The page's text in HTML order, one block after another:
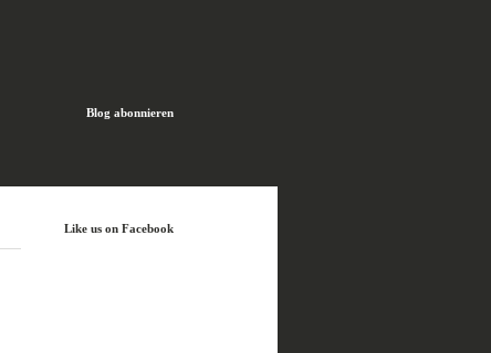
Blog abonnieren
Like us on Facebook